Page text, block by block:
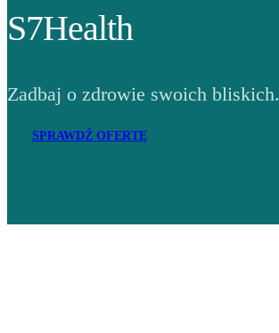
S7Health
Zadbaj o zdrowie swoich bliskich.
SPRAWDŹ OFERTĘ